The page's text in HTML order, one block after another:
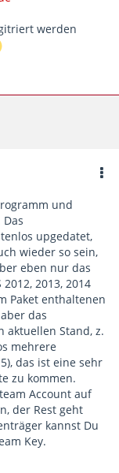
werden
und
upgedatet,
wieder so sein,
eben nur das
2013, 2014
Paket enthaltenen
das
aktuellen Stand, z.
mehrere
das ist eine sehr
zu kommen.
Account auf
der Rest geht
kannst Du
Key.